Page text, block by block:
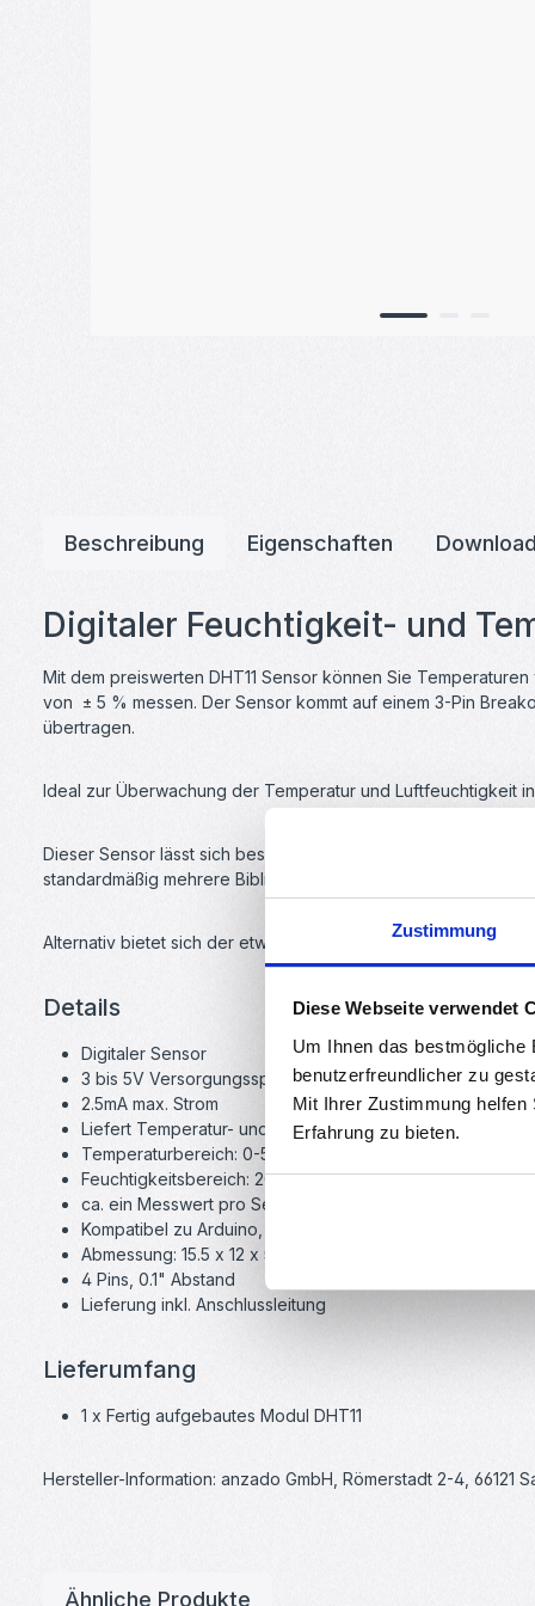
Zustimmung
Diese Webseite verwendet
Um Ihnen das
benutzerfreundlicher zu
Mit Ihrer Zustimmung
Erfahrung zu bieten.
Beschreibung Eigenschaften
Digitaler Feuchtigkeit- und
Mit dem preiswerten DHT11 Sensor können Sie
von ± 5 % messen. Der Sensor kommt auf einem 3-Pin
übertragen.
Ideal zur Überwachung der Temperatur und Luftfeuchtigkeit
Dieser Sensor lässt sich besonders leicht an einen Arduino
standardmäßig mehrere Bibliotheken mit Beispielcode zur
Alternativ bietet sich der etwas teurere DTH22 Sensor an,
Details
Digitaler Sensor
3 bis 5V Versorgungsspannung und I/O
2.5mA max. Strom
Liefert Temperatur- und Feuchtigkeitswerte
Temperaturbereich: 0-50°C, Genauigkeit +/- 2°C
Feuchtigkeitsbereich: 20-80% relative Luftfeuchte,
ca. ein Messwert pro Sekunde
Kompatibel zu Arduino, Raspberry uvm.
Abmessung: 15.5 x 12 x 5.5 mm
4 Pins, 0.1" Abstand
Lieferung inkl. Anschlussleitung
Lieferumfang
1 x Fertig aufgebautes Modul DHT11
Hersteller-Information: anzado GmbH, Römerstadt 2-4,
Ähnliche Produkte